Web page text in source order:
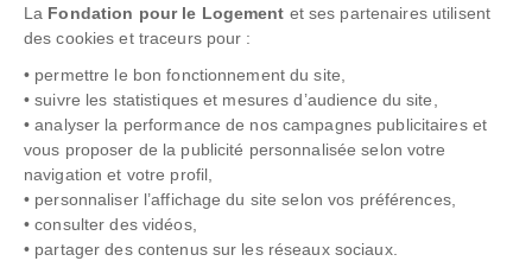
La Fondation pour le Logement et ses partenaires utilisent
des cookies et traceurs pour :
• permettre le bon fonctionnement du site,
• suivre les statistiques et mesures d’audience du site,
• analyser la performance de nos campagnes publicitaires et
vous proposer de la publicité personnalisée selon votre
navigation et votre profil,
• personnaliser l’affichage du site selon vos préférences,
• consulter des vidéos,
• partager des contenus sur les réseaux sociaux.
NEWSLETTER
"Allô Prévention Expulsion" 0805 299 049